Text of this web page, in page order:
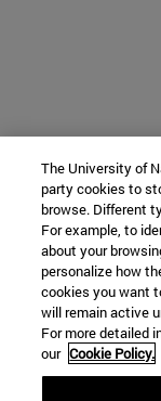
The University of
party cookies to
browse. Different
For example, to
about your
personalize how
cookies you want
will remain active
For more detailed
our Cookie Policy.